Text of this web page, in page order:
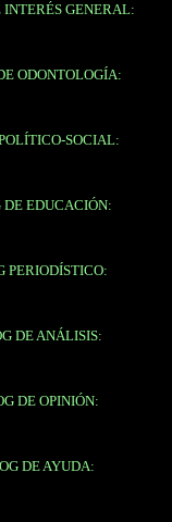
GENERAL:
ODONTOLOGÍA:
SOCIAL:
DE EDUCACIÓN:
PERIODÍSTICO:
DE ANÁLISIS:
DE OPINIÓN:
DE AYUDA: